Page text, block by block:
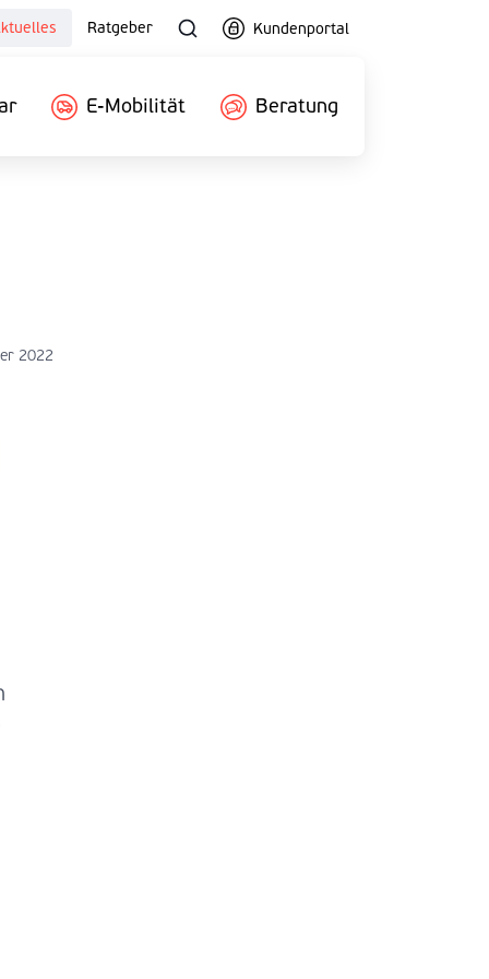
Ratgeber Kundenportal
E-Mobilität Beratung
2022